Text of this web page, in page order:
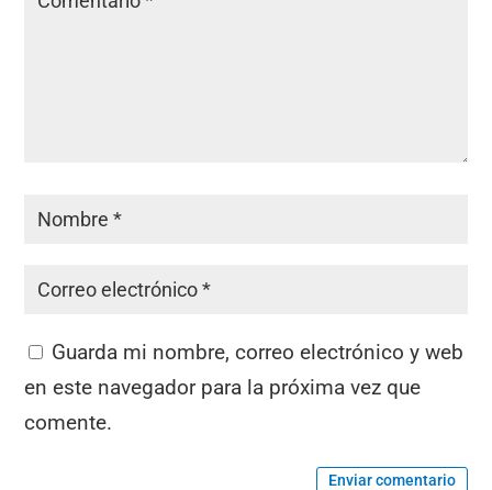
Guarda mi nombre, correo electrónico y web
en este navegador para la próxima vez que
comente.
Enviar comentario